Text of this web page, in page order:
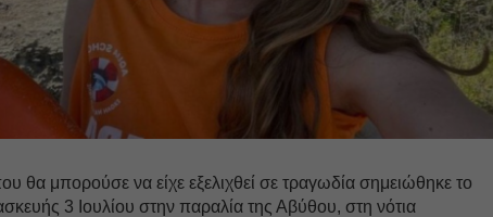
θα μπορούσε να είχε εξελιχθεί σε τραγωδία σημειώθηκε το
3 Ιουλίου στην παραλία της Αβύθου, στη νότια